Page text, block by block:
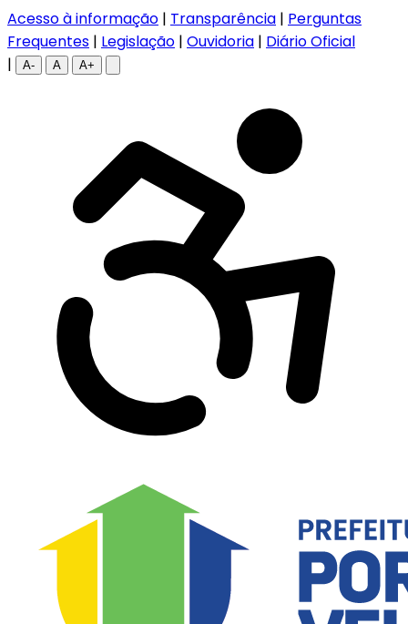
Acesso à informação | Transparência | Perguntas
Frequentes | Legislação | Ouvidoria | Diário Oficial
|
A- A A+